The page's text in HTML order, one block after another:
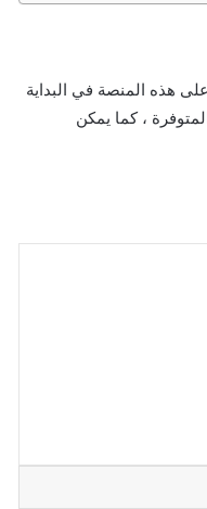
هذه المنصة في البداية
، كما يمكن